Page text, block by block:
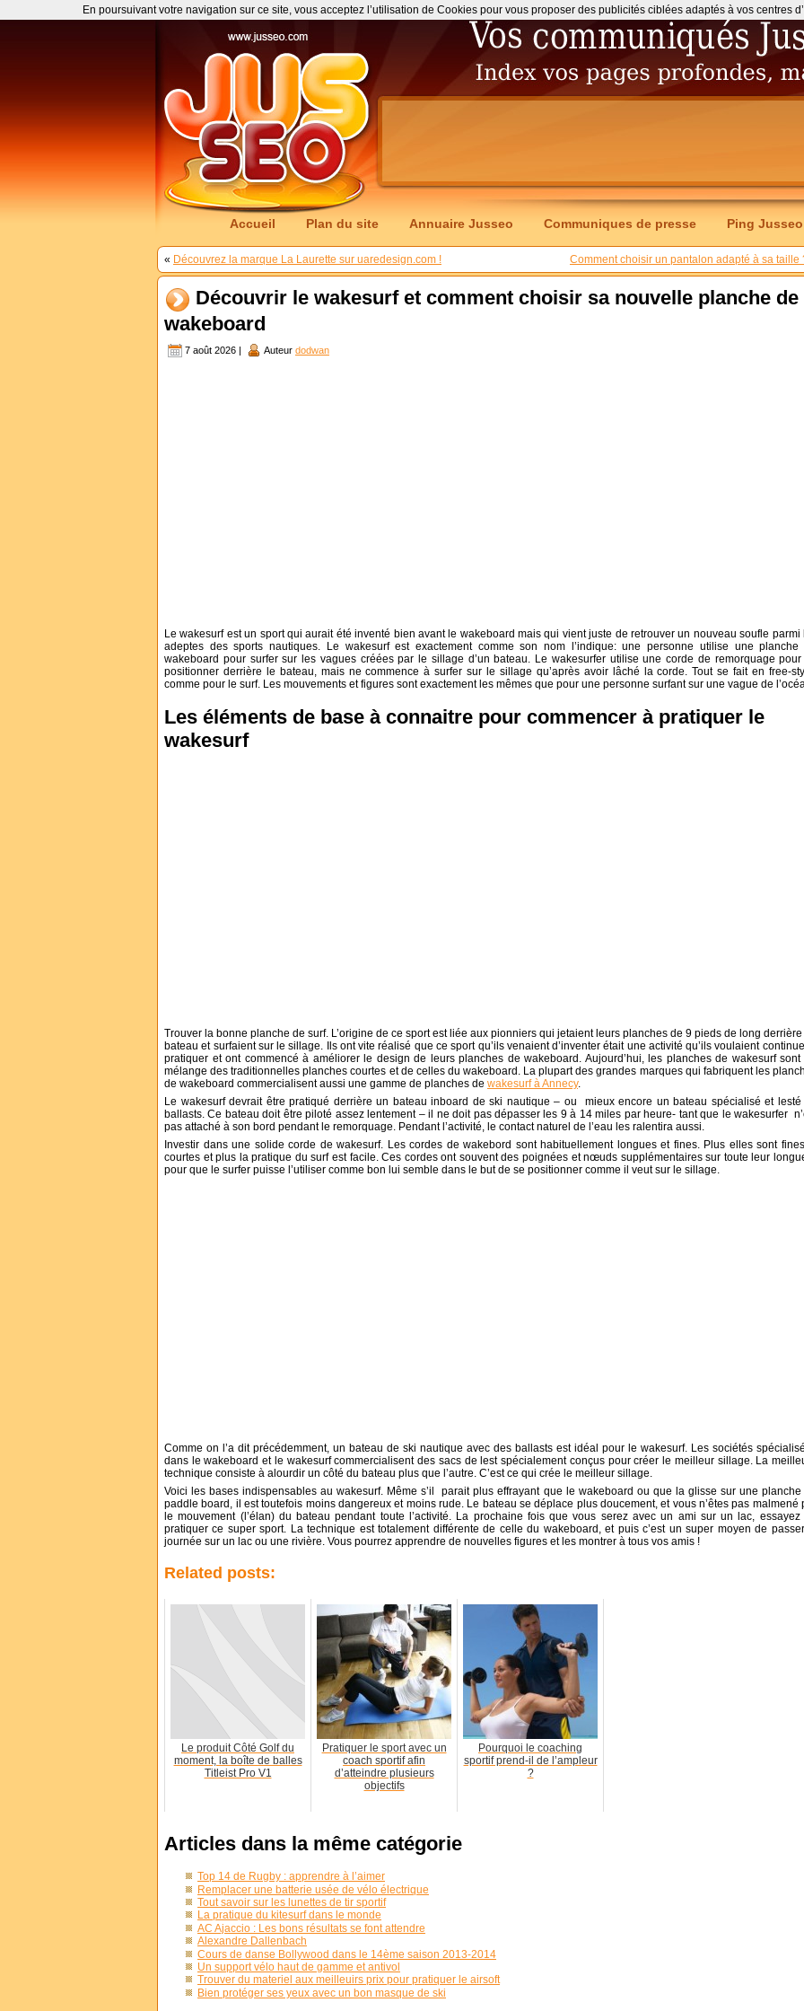
Accueil Plan du site Annuaire Jusseo Communiques de presse Ping Jusseo
« Découvrez la marque La Laurette sur uaredesign.com ! Comment choisir un pantalon adapté à sa taille
Découvrir le wakesurf et comment choisir sa nouvelle planche de
wakeboard
7 août 2026 | Auteur dodwan
Le wakesurf est un sport qui aurait été inventé bien avant le wakeboard mais qui vient juste de retrouver un nouveau soufle parmi
adeptes des sports nautiques. Le wakesurf est exactement comme son nom l’indique: une personne utilise une planche
wakeboard pour surfer sur les vagues créées par le sillage d’un bateau. Le wakesurfer utilise une corde de remorquage pour
positionner derrière le bateau, mais ne commence à surfer sur le sillage qu’après avoir lâché la corde. Tout se fait en free-
comme pour le surf. Les mouvements et figures sont exactement les mêmes que pour une personne surfant sur une vague de
Les éléments de base à connaitre pour commencer à pratiquer le
wakesurf
Trouver la bonne planche de surf. L’origine de ce sport est liée aux pionniers qui jetaient leurs planches de 9 pieds de long derrière
bateau et surfaient sur le sillage. Ils ont vite réalisé que ce sport qu’ils venaient d’inventer était une activité qu’ils voulaient
pratiquer et ont commencé à améliorer le design de leurs planches de wakeboard. Aujourd’hui, les planches de wakesurf sont
mélange des traditionnelles planches courtes et de celles du wakeboard. La plupart des grandes marques qui fabriquent les
de wakeboard commercialisent aussi une gamme de planches de wakesurf à Annecy.
Le wakesurf devrait être pratiqué derrière un bateau inboard de ski nautique – ou mieux encore un bateau spécialisé et lesté
ballasts. Ce bateau doit être piloté assez lentement – il ne doit pas dépasser les 9 à 14 miles par heure- tant que le wakesurfer
pas attaché à son bord pendant le remorquage. Pendant l’activité, le contact naturel de l’eau les ralentira aussi.
Investir dans une solide corde de wakesurf. Les cordes de wakebord sont habituellement longues et fines. Plus elles sont
courtes et plus la pratique du surf est facile. Ces cordes ont souvent des poignées et nœuds supplémentaires sur toute leur
pour que le surfer puisse l’utiliser comme bon lui semble dans le but de se positionner comme il veut sur le sillage.
Comme on l’a dit précédemment, un bateau de ski nautique avec des ballasts est idéal pour le wakesurf. Les sociétés
dans le wakeboard et le wakesurf commercialisent des sacs de lest spécialement conçus pour créer le meilleur sillage. La
technique consiste à alourdir un côté du bateau plus que l’autre. C’est ce qui crée le meilleur sillage.
Voici les bases indispensables au wakesurf. Même s’il parait plus effrayant que le wakeboard ou que la glisse sur une planche
paddle board, il est toutefois moins dangereux et moins rude. Le bateau se déplace plus doucement, et vous n’êtes pas malmené
le mouvement (l’élan) du bateau pendant toute l’activité. La prochaine fois que vous serez avec un ami sur un lac, essayez
pratiquer ce super sport. La technique est totalement différente de celle du wakeboard, et puis c’est un super moyen de
journée sur un lac ou une rivière. Vous pourrez apprendre de nouvelles figures et les montrer à tous vos amis !
Related posts:
Le produit Côté Golf du
moment, la boîte de balles
Titleist Pro V1
Pratiquer le sport avec un
coach sportif afin
d’atteindre plusieurs
objectifs
Pourquoi le coaching
sportif prend-il de l’ampleur
?
Articles dans la même catégorie
Top 14 de Rugby : apprendre à l’aimer
Remplacer une batterie usée de vélo électrique
Tout savoir sur les lunettes de tir sportif
La pratique du kitesurf dans le monde
AC Ajaccio : Les bons résultats se font attendre
Alexandre Dallenbach
Cours de danse Bollywood dans le 14ème saison 2013-2014
Un support vélo haut de gamme et antivol
Trouver du materiel aux meilleuirs prix pour pratiquer le airsoft
Bien protéger ses yeux avec un bon masque de ski
En poursuivant votre navigation sur ce site, vous acceptez l’utilisation de Cookies pour vous proposer des publicités ciblées adaptés à vos centres